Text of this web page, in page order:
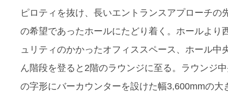
ピロティを抜け、長いエントランスアプローチの
の希望であったホールにたどり着く。ホールより
ュリティのかかったオフィススペース、ホール中
ん階段を登ると2階のラウンジに至る。ラウンジ
の字形にバーカウンターを設けた幅3,600mmの大